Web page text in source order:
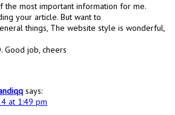
the most important information for me.
your article. But want to
things, The website style is wonderful,
Good job, cheers
says:
at 1:49 pm